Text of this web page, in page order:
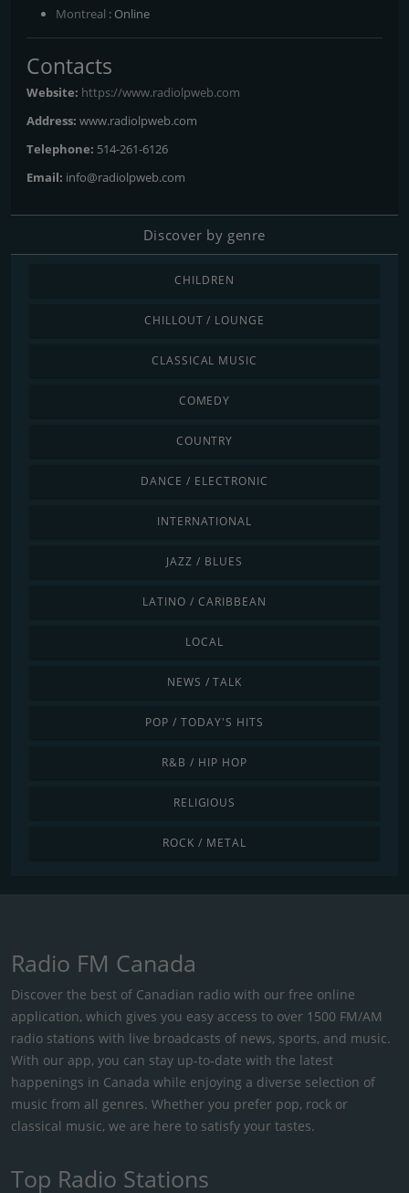
Montreal : Online
Contacts
Website: https://www.radiolpweb.com
Address: www.radiolpweb.com
Telephone: 514-261-6126
Email: info@radiolpweb.com
Discover by genre
CHILDREN
CHILLOUT / LOUNGE
CLASSICAL MUSIC
COMEDY
COUNTRY
DANCE / ELECTRONIC
INTERNATIONAL
JAZZ / BLUES
LATINO / CARIBBEAN
LOCAL
NEWS / TALK
POP / TODAY'S HITS
R&B / HIP HOP
RELIGIOUS
ROCK / METAL
Radio FM Canada
Discover the best of Canadian radio with our free online
application, which gives you easy access to over 1500 FM/AM
radio stations with live broadcasts of news, sports, and music.
With our app, you can stay up-to-date with the latest
happenings in Canada while enjoying a diverse selection of
music from all genres. Whether you prefer pop, rock or
classical music, we are here to satisfy your tastes.
Top Radio Stations